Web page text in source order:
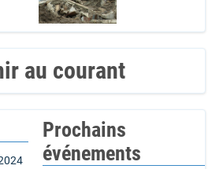
au courant
Prochains
événements